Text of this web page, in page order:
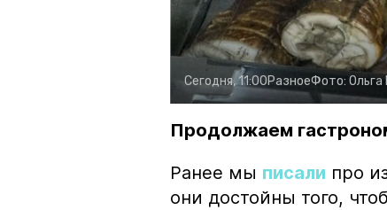
Сегодня, 11:00РазноеФото:
Продолжаем
Ранее мы писали про
они достойны того,